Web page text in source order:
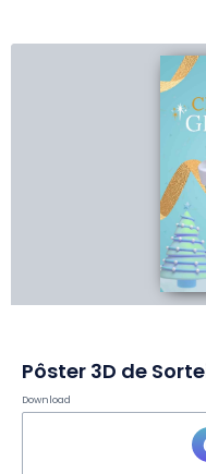
Pôster 3D de
Download